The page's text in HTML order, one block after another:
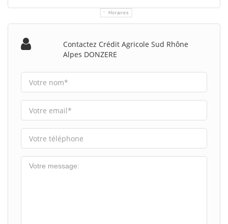
Horaires
Contactez Crédit Agricole Sud Rhône
Alpes DONZERE